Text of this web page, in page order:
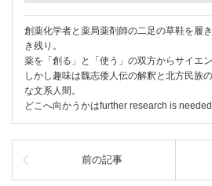
創薬化学者と薬局薬剤師の二足の草鞋を履
き残り。
薬を「創る」と「使う」の双方からサイエ
しかし趣味は魏志倭人伝の解釈と北方民族
な文系人間。
どこへ向かうかはfurther research is needed.
前の記事